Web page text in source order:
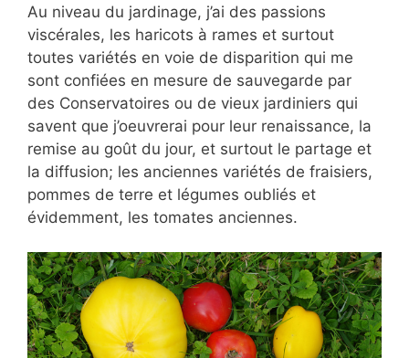
Au niveau du jardinage, j’ai des passions
viscérales, les haricots à rames et surtout
toutes variétés en voie de disparition qui me
sont confiées en mesure de sauvegarde par
des Conservatoires ou de vieux jardiniers qui
savent que j’oeuvrerai pour leur renaissance, la
remise au goût du jour, et surtout le partage et
la diffusion; les anciennes variétés de fraisiers,
pommes de terre et légumes oubliés et
évidemment, les tomates anciennes.